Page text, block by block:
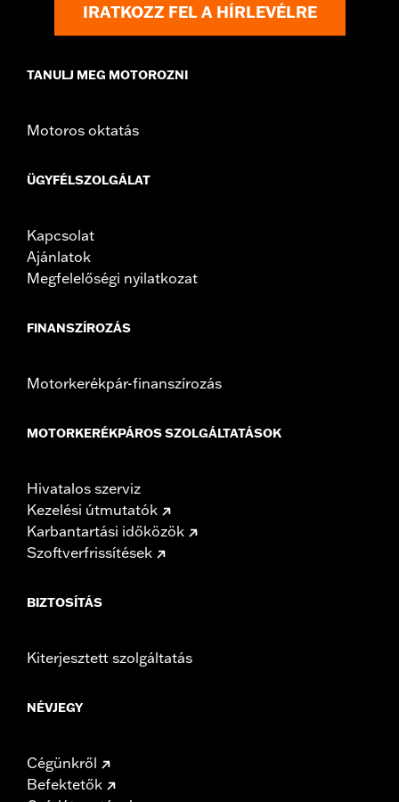
from different manufacturers on the same
motorcycle, can adversely affect stability, which
IRATKOZZ FEL A HÍRLEVÉLRE
TANULJ MEG MOTOROZNI
Motoros oktatás
ÜGYFÉLSZOLGÁLAT
Kapcsolat
Ajánlatok
Megfelelőségi nyilatkozat
FINANSZÍROZÁS
Motorkerékpár-finanszírozás
MOTORKERÉKPÁROS SZOLGÁLTATÁSOK
Hivatalos szerviz
Kezelési útmutatók
Karbantartási időközök
Szoftverfrissítések
BIZTOSÍTÁS
Kiterjesztett szolgáltatás
NÉVJEGY
Cégünkről
Befektetők